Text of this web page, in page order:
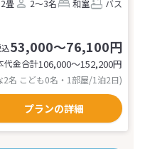
畳 2～3名 和室
バス
53,000～76,100円
代金合計106,000〜152,200円
2名 こども0名・1部屋/1泊2日)
プランの詳細